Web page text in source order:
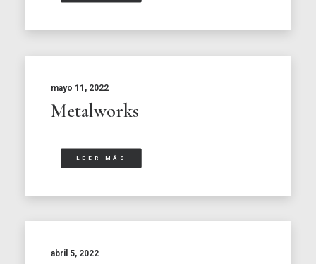
mayo 11, 2022
Metalworks
LEER MÁS
abril 5, 2022